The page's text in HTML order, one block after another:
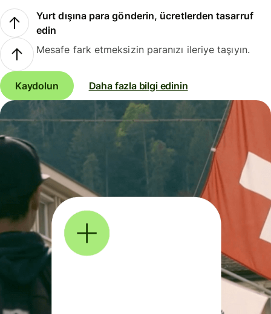
Yurt dışına para gönderin, ücretlerden tasarruf
edin
Mesafe fark etmeksizin paranızı ileriye taşıyın.
Kaydolun Daha fazla bilgi edinin